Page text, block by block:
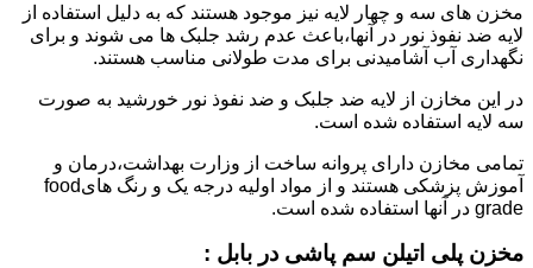
مخزن های سه و چهار لایه نیز موجود هستند که به دلیل استفاده از
لایه ضد نفوذ نور در آنها،باعث عدم رشد جلبک ها می شوند و برای
نگهداری آب آشامیدنی برای مدت طولانی مناسب هستند.
در این مخازن از لایه ضد جلبک و ضد نفوذ نور خورشید به صورت
سه لایه استفاده شده است.
تمامی مخازن دارای پروانه ساخت از وزارت بهداشت،درمان و
آموزش پزشکی هستند و از مواد اولیه درجه یک و رنگ هایfood
grade در آنها استفاده شده است.
مخزن پلی اتیلن سم پاشی در بابل :